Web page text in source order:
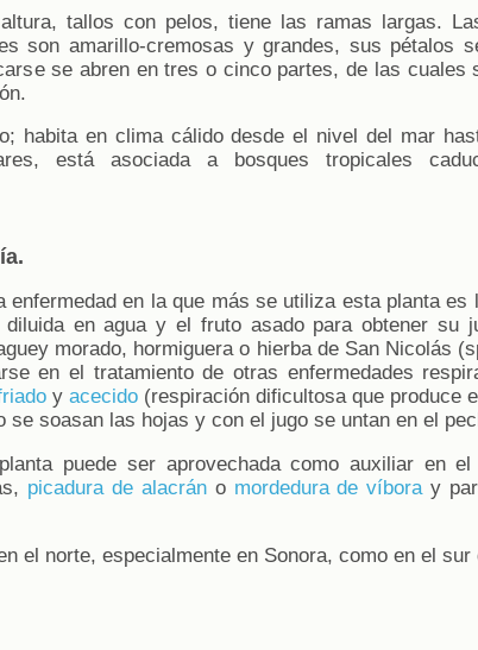
tallos con pelos, tiene las ramas largas.
son amarillo-cremosas y grandes, sus pétalos
se abren en tres o cinco partes, de las cuales
habita en clima cálido desde el nivel del mar
está asociada a bosques tropicales
enfermedad en la que más se utiliza esta planta es
en agua y el fruto asado para obtener su
morado, hormiguera o hierba de San Nicolás
en el tratamiento de otras enfermedades
y acecido (respiración dificultosa que produce
se soasan las hojas y con el jugo se untan en el
puede ser aprovechada como auxiliar en el
picadura de alacráno mordedura de víboray
el norte, especialmente en Sonora, como en el sur